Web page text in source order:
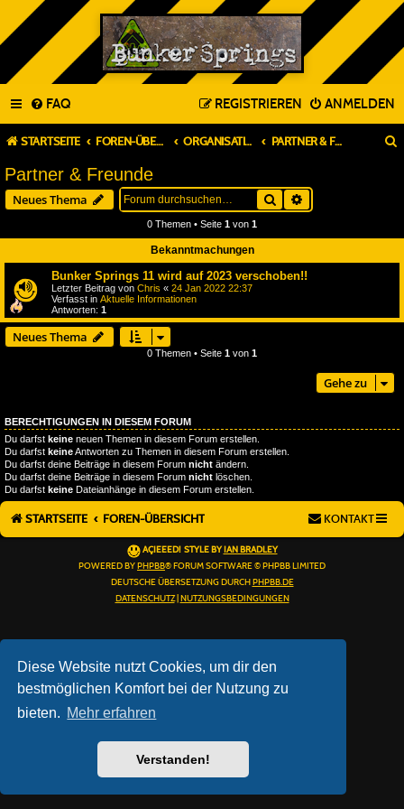
Diese Website nutzt Cookies, um dir den
bestmöglichen Komfort bei der Nutzung zu
bieten. Mehr erfahren
Verstanden!
FAQ ANMELDEN
REGISTRIEREN
STARTSEITE FOREN-ÜBERSICHT ORGANISATION & PLANUNG PARTNER & FREUNDE
Partner & Freunde
Neues Thema Suche
0 Themen • Seite 1 von 1
Bekanntmachungen
Bunker Springs 11 wird auf 2023 verschoben!!
Letzter Beitrag von Chris « 24 Jan 2022 22:37
Verfasst in Aktuelle Informationen
Antworten: 1
Neues Thema
0 Themen • Seite 1 von 1
Gehe zu
BERECHTIGUNGEN IN DIESEM FORUM
Du darfst keine neuen Themen in diesem Forum erstellen.
Du darfst keineAntworten zu Themen in diesem Forum erstellen.
Du darfst deine Beiträge in diesem Forum nicht ändern.
Du darfst deine Beiträge in diesem Forum nicht löschen.
Du darfst keine Dateianhänge in diesem Forum erstellen.
STARTSEITE FOREN-ÜBERSICHT KONTAKT
AÇIEEED! STYLE BY IAN BRADLEY
POWERED BY PHPBB® FORUM SOFTWARE © PHPBB LIMITED
DEUTSCHE ÜBERSETZUNG DURCH PHPBB.DE
DATENSCHUTZ| NUTZUNGSBEDINGUNGEN